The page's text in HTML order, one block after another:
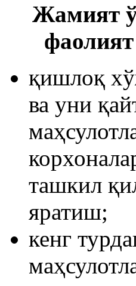
Жамият
қишлоқ
ва уни
ташкил
яратиш;
кенг